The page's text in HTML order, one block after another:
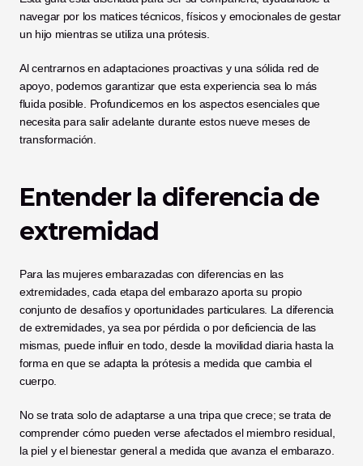
navegar por los matices técnicos, físicos y emocionales de gestar
un hijo mientras se utiliza una prótesis.
Al centrarnos en adaptaciones proactivas y una sólida red de
apoyo, podemos garantizar que esta experiencia sea lo más
fluida posible. Profundicemos en los aspectos esenciales que
necesita para salir adelante durante estos nueve meses de
transformación.
Entender la diferencia de
extremidad
Para las mujeres embarazadas con diferencias en las
extremidades, cada etapa del embarazo aporta su propio
conjunto de desafíos y oportunidades particulares. La diferencia
de extremidades, ya sea por pérdida o por deficiencia de las
mismas, puede influir en todo, desde la movilidad diaria hasta la
forma en que se adapta la prótesis a medida que cambia el
cuerpo.
No se trata solo de adaptarse a una tripa que crece; se trata de
comprender cómo pueden verse afectados el miembro residual,
la piel y el bienestar general a medida que avanza el embarazo.